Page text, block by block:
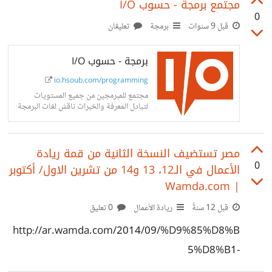
stories, viral videos, and so much
more from users. 0
مجتمع برمجة - حسوب I/O
قبل 9 سنوات برمجة تعليقان
برمجة - حسوب I/O
io.hsoub.com/programming
مجتمع للمبرمجين من جميع المستويات
لتبادل المعرفة والخبرات ناقش لغات البرمجة
المختلفة، الحلول البرمجية، والمشاريع
0
مصر تستضيف النسخة الثانية من قمة ريادة
الأعمال في الـ12، 13 و14 من تشرين الاول/ أكتوبر
| Wamda.com
قبل 12 سنةً ريادة الأعمال
http://ar.wamda.com/2014/09/%D9%85%D8%B
5%D8%B1-